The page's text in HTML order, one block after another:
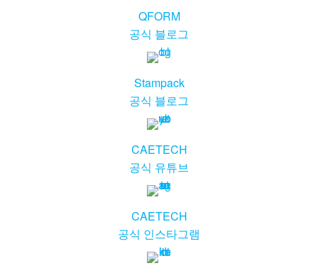
QFORM
공식 블로그
Stampack
공식 블로그
CAETECH
공식 유튜브
CAETECH
공식 인스타그램